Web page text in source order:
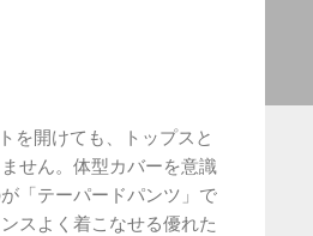
を開けても、トップスと
せん。体型カバーを意識
「テーパードパンツ」で
スよく着こなせる優れた